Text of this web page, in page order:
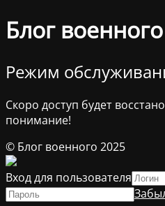
Блог военного
Режим
Скоро доступ будет
понимание!
© Блог военного 2025
Вход для пользователя